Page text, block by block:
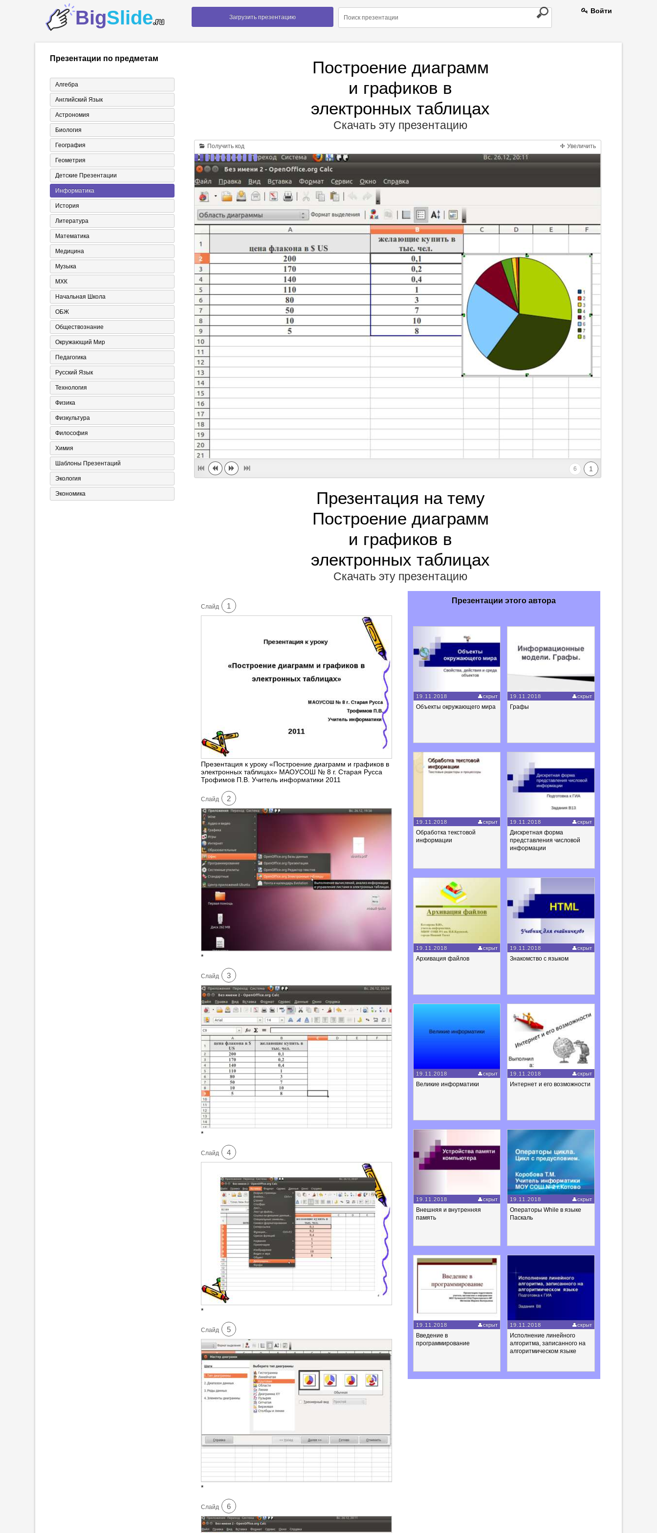
BigSlide.ru Загрузить презентацию
Войти
Презентации по предметам
Алгебра
Английский Язык
Астрономия
Биология
География
Геометрия
Детские Презентации
Информатика
История
Литература
Математика
Медицина
Музыка
МХК
Начальная Школа
ОБЖ
Обществознание
Окружающий Мир
Педагогика
Русский Язык
Технология
Физика
Физкультура
Философия
Химия
Шаблоны Презентаций
Экология
Экономика
Построение диаграмм
и графиков в
электронных таблицах
Скачать эту презентацию
Получить код Увеличить
1
6
Презентация на тему
Построение диаграмм
и графиков в
электронных таблицах
Скачать эту презентацию
Cлайд 1
Презентация к уроку «Построение диаграмм и графиков в
электронных таблицах» МАОУСОШ № 8 г. Старая Русса
Трофимов П.В. Учитель информатики 2011
Cлайд 2
*
Cлайд 3
*
Cлайд 4
*
Cлайд 5
*
Cлайд 6
Презентации этого автора
19.11.2018 скрыт
Объекты окружающего мира
19.11.2018 скрыт
Графы
19.11.2018 скрыт
Обработка текстовой
информации
19.11.2018 скрыт
Дискретная форма
представления числовой
информации
19.11.2018 скрыт
Архивация файлов
19.11.2018 скрыт
Знакомство с языком
19.11.2018 скрыт
Великие информатики
19.11.2018 скрыт
Интернет и его возможности
19.11.2018 скрыт
Внешняя и внутренняя
память
19.11.2018 скрыт
Операторы While в языке
Паскаль
19.11.2018 скрыт
Введение в
программирование
19.11.2018 скрыт
Исполнение линейного
алгоритма, записанного на
алгоритмическом языке